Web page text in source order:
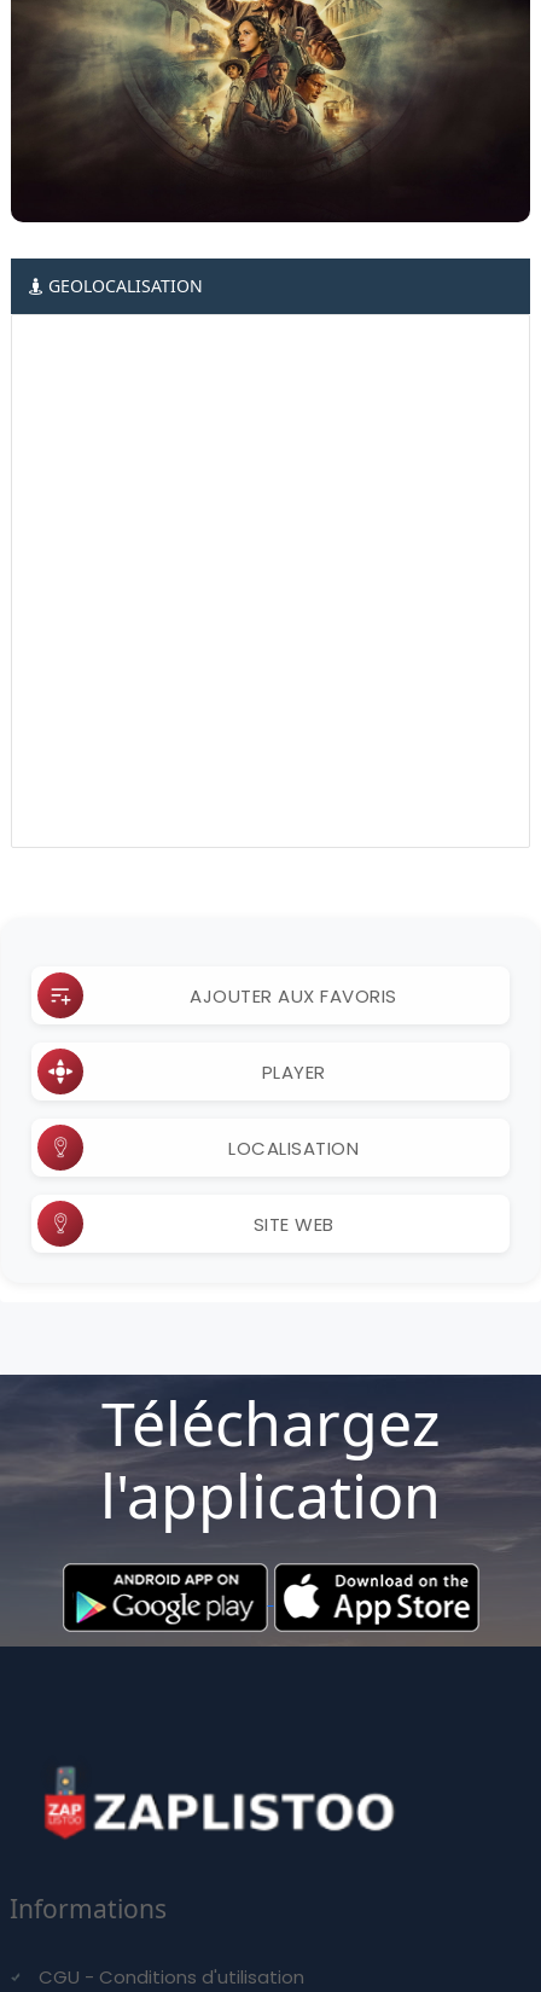
GEOLOCALISATION
AJOUTER AUX FAVORIS
PLAYER
LOCALISATION
SITE WEB
Téléchargez
l'application
Informations
CGU - Conditions d'utilisation